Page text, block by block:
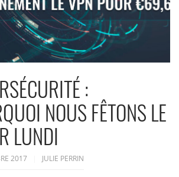
:
NOUS FÊTONS LE
LUNDI
2017 JULIE PERRIN